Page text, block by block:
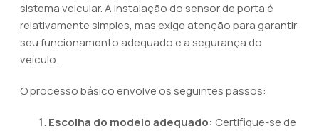
sistema veicular. A instalação do sensor de porta é
relativamente simples, mas exige atenção para garantir
seu funcionamento adequado e a segurança do
veículo.
O processo básico envolve os seguintes passos:
Escolha do modelo adequado: Certifique-se de